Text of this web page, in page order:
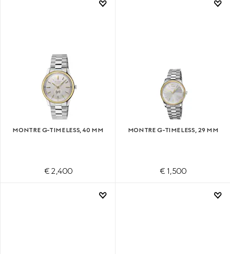
MONTRE G-TIMELESS, 40 MM
€ 2,400
MONTRE G-TIMELESS, 29 MM
€ 1,500